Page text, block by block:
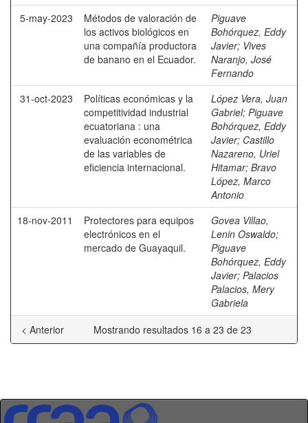
5-may-2023
Métodos de valoración de
los activos biológicos en
una compañía productora
de banano en el Ecuador.
Piguave
Bohórquez, Eddy
Javier; Vives
Naranjo, José
Fernando
31-oct-2023
Políticas económicas y la
competitividad industrial
ecuatoriana : una
evaluación econométrica
de las variables de
eficiencia internacional.
López Vera, Juan
Gabriel; Piguave
Bohórquez, Eddy
Javier; Castillo
Nazareno, Uriel
Hitamar; Bravo
López, Marco
Antonio
18-nov-2011
Protectores para equipos
electrónicos en el
mercado de Guayaquil.
Govea Villao,
Lenin Oswaldo;
Piguave
Bohórquez, Eddy
Javier; Palacios
Palacios, Mery
Gabriela
Mostrando resultados 16 a 23 de 23
< Anterior